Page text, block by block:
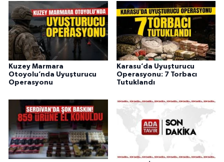
Kuzey Marmara
Otoyolu’nda Uyuşturucu
Operasyonu
Karasu’da Uyuşturucu
Operasyonu: 7 Torbacı
Tutuklandı